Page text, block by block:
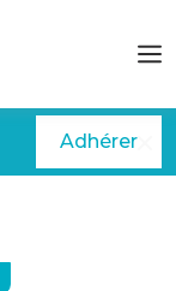
Adhérer